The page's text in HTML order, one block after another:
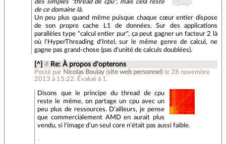
des simples "thread de cpu", mais cela reste
de ce domaine là.
Un peu plus quand même puisque chaque cœur entier dispose
de son propre cache L1 de données. Sur des applications
parallèles type "calcul entier pur", ça peut gagner un facteur 2 là
où l'HyperThreading d'Intel, sur le même genre de calcul, ne
gagne pas grand-chose (pas d'unité de calculs doublées).
[^] # Re: À propos d'opterons
Posté par Nicolas Boulay (site web personnel ) le 28 novembre
2013 à 15:22. Évalué à 1 .
Disons que le principe du thread de cpu
reste le même, on partage un cpu avec un
peu plus de ressources. D'ailleurs, je pense
que commercialement AMD en aurait plus
vendu, si l'image d'un seul core n'était pas aussi faible.